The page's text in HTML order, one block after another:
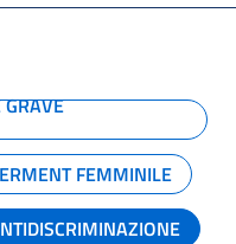
GRAVE
FEMMINILE